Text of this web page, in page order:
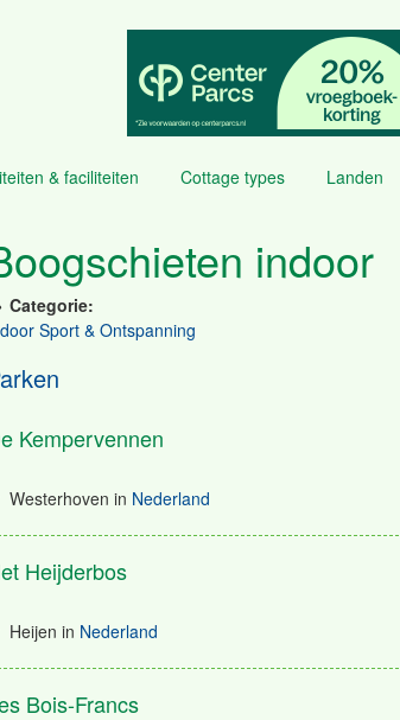
& faciliteiten Cottage types Landen
indoor
Categorie:
Sport & Ontspanning
Kempervennen
Westerhoven in Nederland
Heijderbos
Heijen in Nederland
Bois-Francs